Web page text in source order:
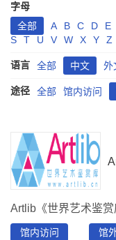
字母
全部
A B C D E
S
T U V W X Y Z
语言 全部 中文 外
途径 全部 馆内访问
馆内访问 馆